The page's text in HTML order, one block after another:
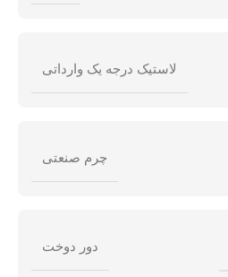
لاستیک درجه یک وارداتی
چرم صنعتی
دور دوخت